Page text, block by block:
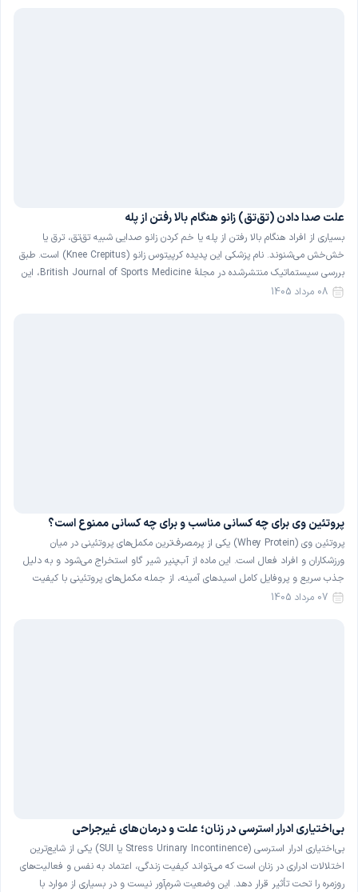
علت صدا دادن (تق‌تق) زانو هنگام بالا رفتن از پله
بسیاری از افراد هنگام بالا رفتن از پله یا خم کردن زانو صدایی شبیه تق‌تق، ترق یا
خش‌خش می‌شنوند. نام پزشکی این پدیده کرپیتوس زانو (Knee Crepitus) است. طبق
بررسی سیستماتیک منتشرشده در مجلهٔ British Journal of Sports Medicine، این
صدا در حدود ۳۶ درصد از افراد کاملاً سالم و بدون درد نیز دیده می‌شود […]
08 مرداد 1405
پروتئین وی برای چه کسانی مناسب و برای چه کسانی ممنوع است؟
پروتئین وی (Whey Protein) یکی از پرمصرف‌ترین مکمل‌های پروتئینی در میان
ورزشکاران و افراد فعال است. این ماده از آب‌پنیر شیر گاو استخراج می‌شود و به دلیل
جذب سریع و پروفایل کامل اسیدهای آمینه، از جمله مکمل‌های پروتئینی با کیفیت
شناخته می‌شود. با این حال، پروتئین وی برای همهٔ افراد گزینهٔ بی‌خطری نیست و در
07 مرداد 1405
بی‌اختیاری ادرار استرسی در زنان؛ علت و درمان‌های غیرجراحی
بی‌اختیاری ادرار استرسی (Stress Urinary Incontinence یا SUI) یکی از شایع‌ترین
اختلالات ادراری در زنان است که می‌تواند کیفیت زندگی، اعتماد به نفس و فعالیت‌های
روزمره را تحت تأثیر قرار دهد. این وضعیت شرم‌آور نیست و در بسیاری از موارد با